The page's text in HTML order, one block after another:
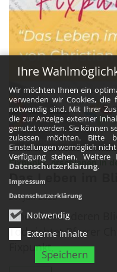
Ihre
Wir möchten Ihnen ein
verwenden wir Cookies, die
notwendig sind. Mit Ihrer
die zur Anzeige externer
genutzt werden. Sie können
zulassen möchten. Bitte
Einstellungen womöglich
Verfügung stehen.
Datenschutzerklärung.
Notwendig
Externe Inhalte
Speichern
Impressum
Datenschutzerklärung
Fixpunkt, erschienen in
Das Leben im
20. Juli 2025
Einen besonderen
Tod richtet Pfarrer
Fixpunkt,